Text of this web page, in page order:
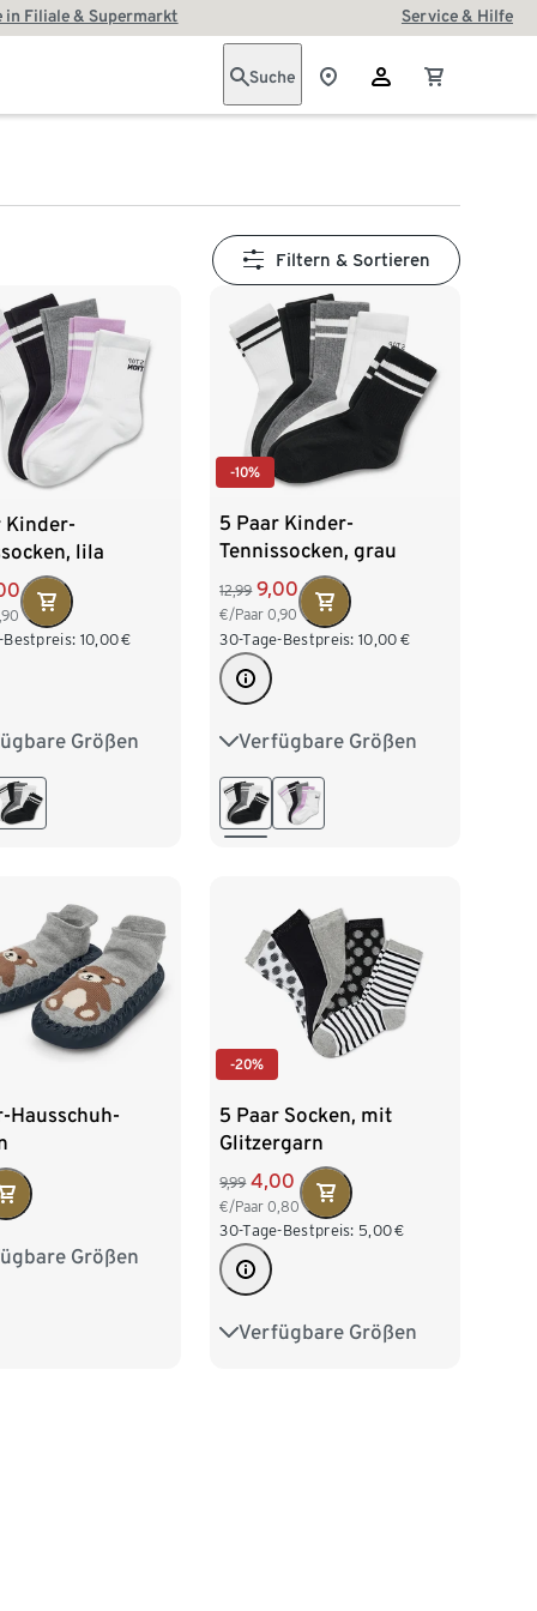
in Filiale & Supermarkt Service & Hilfe
Suche
Filtern & Sortieren
Kinder-
lila
Bestpreis: 10,00€
Größen
27-30 31-34
39-42
-10%
5 Paar Kinder-
Tennissocken, grau
12,99 9,00
€/Paar0,90
30-Tage-Bestpreis: 10,00 €
Verfügbare Größen
23-26 27-30 31-34
35-38 39-42
Hausschuh-
Größen
23-26 27-30
-20%
5 Paar Socken, mit
Glitzergarn
9,99 4,00
€/Paar0,80
30-Tage-Bestpreis: 5,00€
Verfügbare Größen
27-30 31-34 35-38